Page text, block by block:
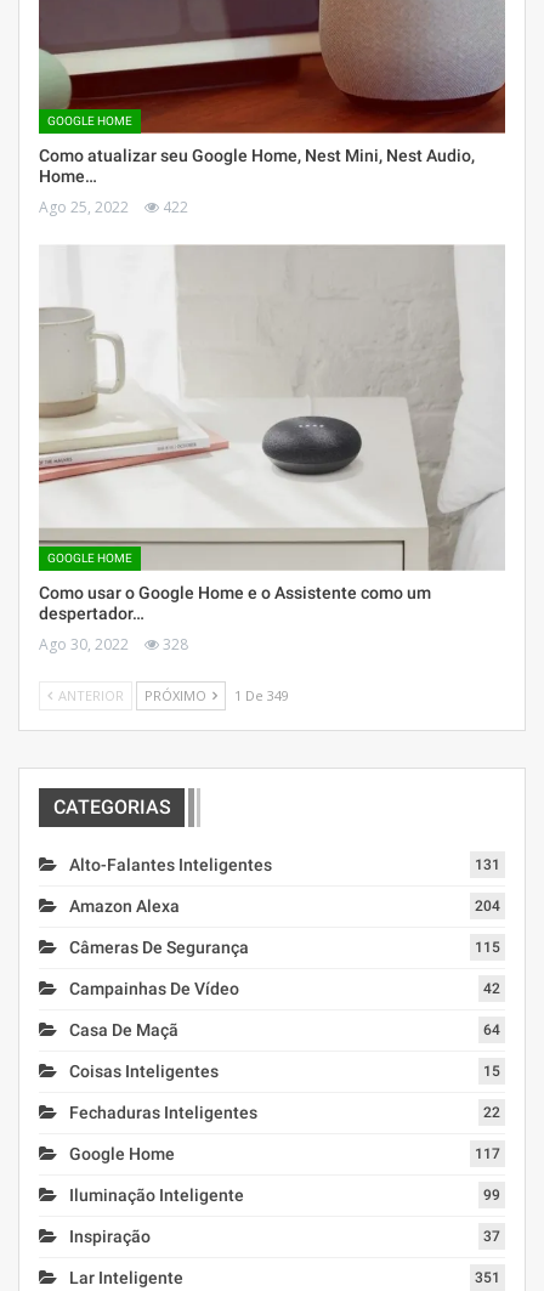
GOOGLE HOME
Como atualizar seu Google Home, Nest Mini, Nest Audio,
Home…
Ago 25, 2022 422
GOOGLE HOME
Como usar o Google Home e o Assistente como um
despertador…
Ago 30, 2022 328
ANTERIOR PRÓXIMO 1 De 349
CATEGORIAS
Alto-Falantes Inteligentes 131
Amazon Alexa 204
Câmeras De Segurança 115
Campainhas De Vídeo 42
Casa De Maçã 64
Coisas Inteligentes 15
Fechaduras Inteligentes 22
Google Home 117
Iluminação Inteligente 99
Inspiração 37
Lar Inteligente 351